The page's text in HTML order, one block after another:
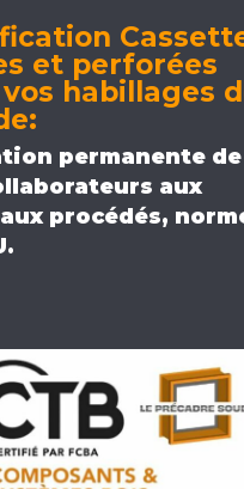
et perforées
habillages
permanente de
aux
procédés,